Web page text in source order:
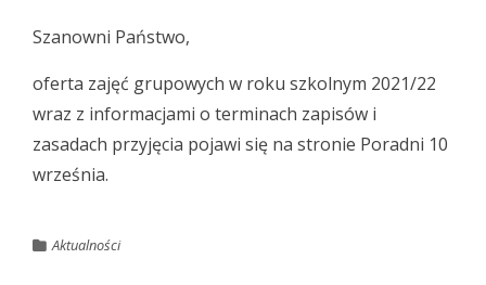
Szanowni Państwo,
oferta zajęć grupowych w roku szkolnym 2021/22
wraz z informacjami o terminach zapisów i
zasadach przyjęcia pojawi się na stronie Poradni 10
września.
Aktualności